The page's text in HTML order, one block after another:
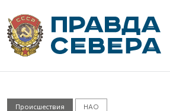
Происшествия НАО